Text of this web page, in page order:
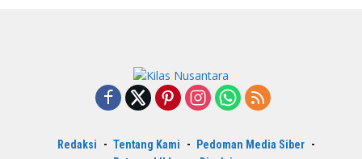
Redaksi Tentang Kami
Pedoman Media Siber